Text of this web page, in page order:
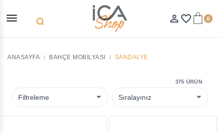
menu search person_outline favorite_border 0
ANASAYFA BAHÇE MOBILYASI SANDALYE
Filtreleme
375 ÜRÜN